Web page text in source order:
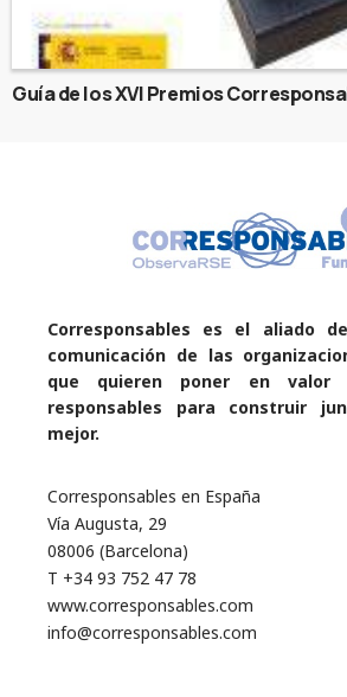
Guía de los XVI Premios
Corresponsables es el aliado
comunicación de las
que quieren poner en valor
responsables para construir
mejor.
Corresponsables en España
Vía Augusta, 29
08006 (Barcelona)
T +34 93 752 47 78
www.corresponsables.com
info@corresponsables.com